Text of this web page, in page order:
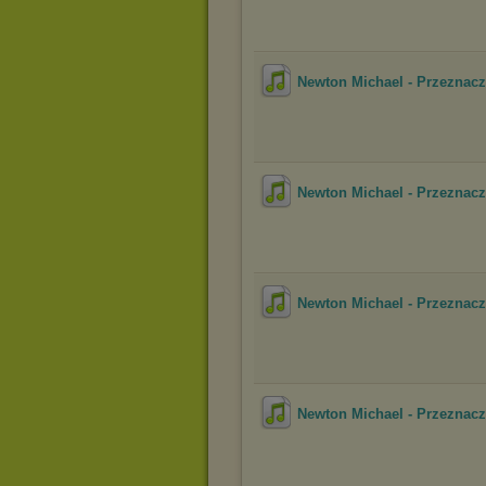
Newton Michael -
Newton Michael -
Newton Michael -
Newton Michael -